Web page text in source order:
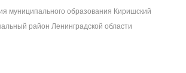
муниципального образования Киришский
район Ленинградской области